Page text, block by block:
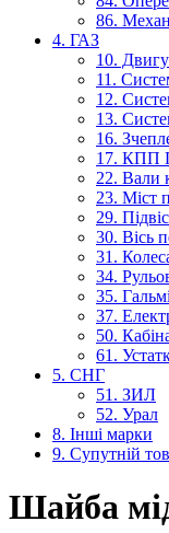
86.
4. ГАЗ
10.
11.
12.
13.
16.
17. КПП
22. Вали
23. Міст
29.
30. Вісь
31.
34.
35.
37.
50.
61.
5. СНГ
51. ЗИЛ
52. Урал
8. Інші марки
9. Супутній
Шайба